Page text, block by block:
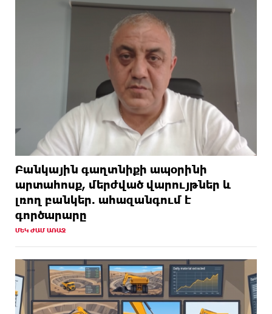
Բանկային գաղտնիքի ապօրինի
արտահոսք, մերժված վարույթներ և
լռող բանկեր. ահազանգում է
գործարարը
ՄԵԿ ԺԱՄ ԱՌԱՋ